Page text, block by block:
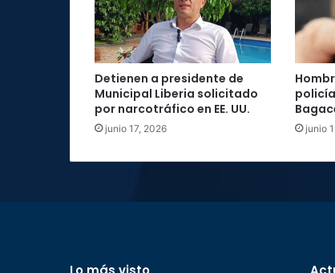
Detienen a presidente de
Municipal Liberia solicitado
por narcotráfico en EE. UU.
junio 17, 2026 junio